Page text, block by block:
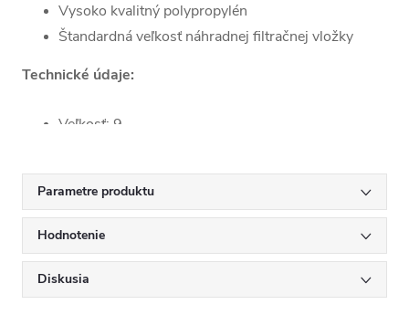
Vysoko kvalitný polypropylén
Štandardná veľkosť náhradnej filtračnej vložky
Technické údaje:
Veľkosť: 9
Rozmery (Z
× X × Y): 25
× 6 × 2,8 cm
Stupeň
filtrácie: 5
mikrón
Parametre produktu
Hodnotenie
Diskusia